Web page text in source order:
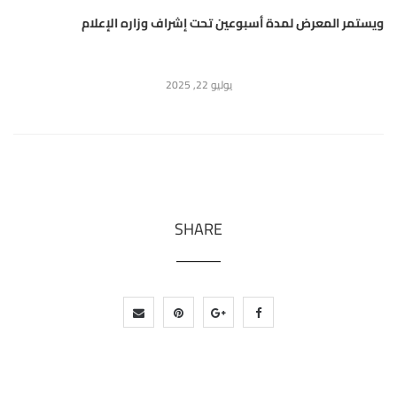
ويستمر المعرض لمدة أسبوعين تحت إشراف وزاره الإعلام
يوليو 22, 2025
SHARE